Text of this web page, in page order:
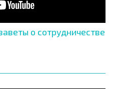
о сотрудничестве